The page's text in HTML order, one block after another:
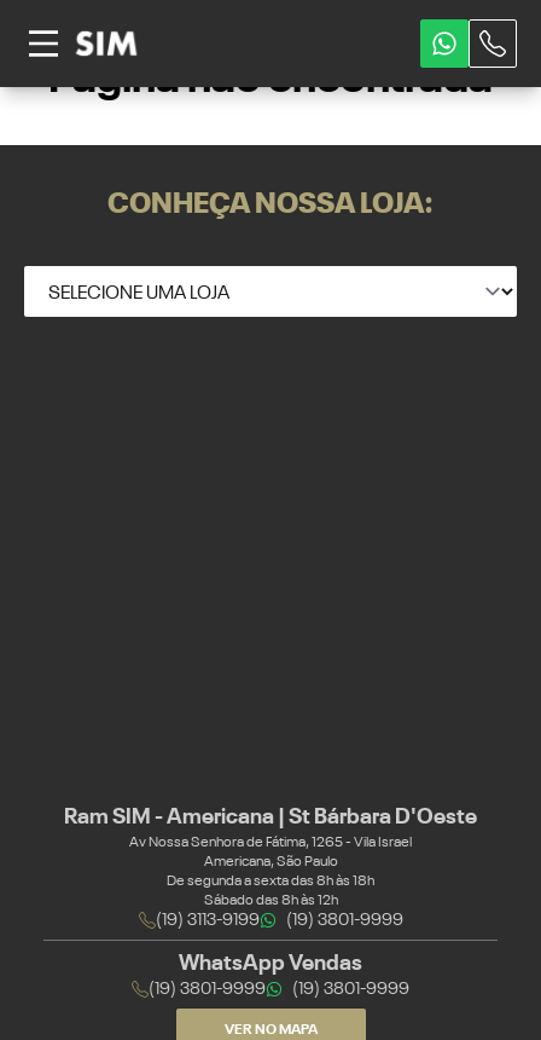
Página não encontrada
CONHEÇA NOSSA LOJA:
Ram SIM - Americana | St Bárbara D'Oeste
Av Nossa Senhora de Fátima, 1265 - Vila Israel
Americana, São Paulo
De segunda a sexta das 8h às 18h
Sábado das 8h às 12h
(19) 3113-9199 (19) 3801-9999
WhatsApp Vendas
(19) 3801-9999 (19) 3801-9999
VER NO MAPA